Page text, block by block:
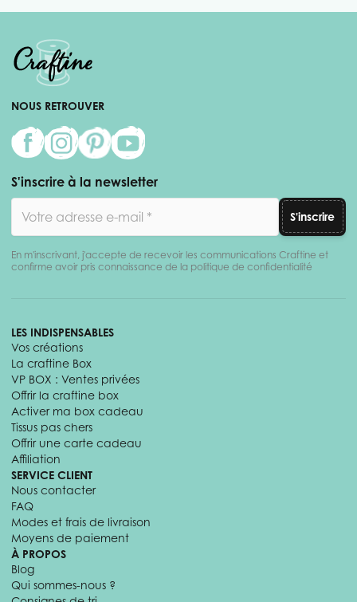
NOUS RETROUVER
S'inscrire à la newsletter
S'inscrire
En m'inscrivant, j'accepte de recevoir les communications Craftine et
confirme avoir pris connaissance de la politique de confidentialité
LES INDISPENSABLES
Vos créations
La craftine Box
VP BOX : Ventes privées
Offrir la craftine box
Activer ma box cadeau
Tissus pas chers
Offrir une carte cadeau
Affiliation
SERVICE CLIENT
Nous contacter
FAQ
Modes et frais de livraison
Moyens de paiement
À PROPOS
Blog
Qui sommes-nous ?